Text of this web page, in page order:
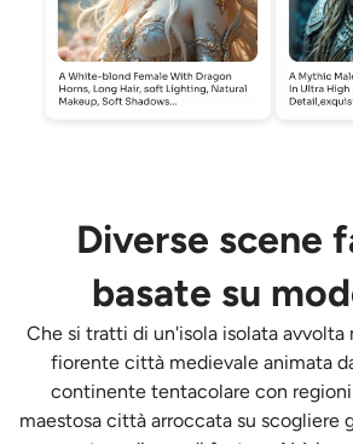
Diverse scene
basate su
Che si tratti di un'isola isolata avvolta
fiorente città medievale animata
continente tentacolare con
maestosa città arroccata su scogliere